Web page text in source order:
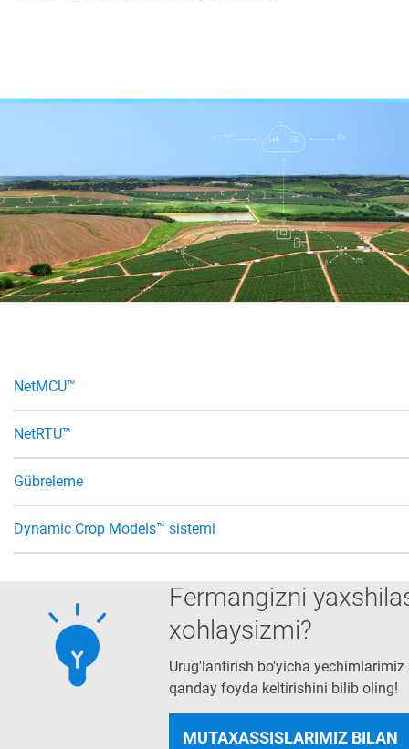
NetMCU™
NetRTU™
Gübreleme
Dynamic Crop Models™ sistemi
Fermangizni
xohlaysizmi?
Urug'lantirish bo'yicha yechimlarimiz
qanday foyda keltirishini bilib oling!
MUTAXASSISLARIMIZ BILAN